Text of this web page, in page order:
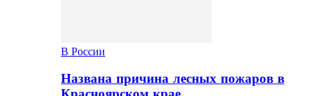
В России
Названа причина лесных пожаров в